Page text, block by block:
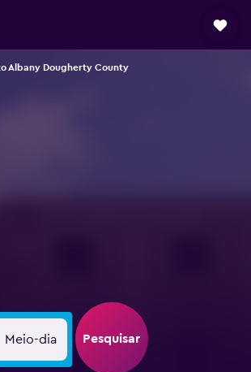
Albany Dougherty County
Meio-dia Pesquisar